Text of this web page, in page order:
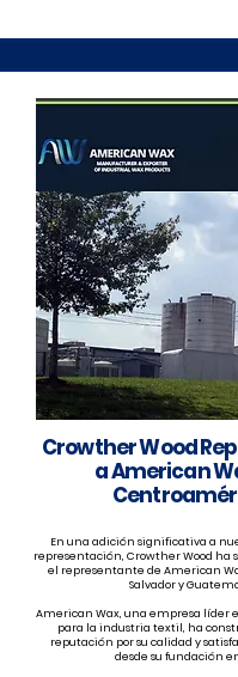
Crowther Wood
a American
En una adición significativa a
representación, Crowther Wood ha
el representante de American
Salvador y
American Wax, una empresa líder
para la industria textil, ha
reputación por su calidad y
desde su fundación en